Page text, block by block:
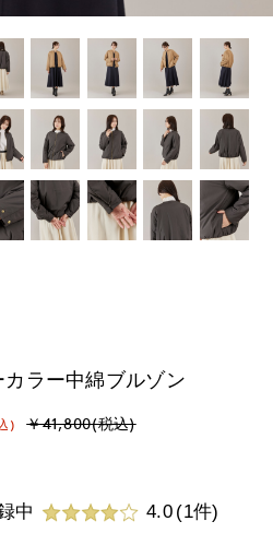
カラー中綿ブルゾン
) ￥41,800(税込)
中 4.0 (1件)